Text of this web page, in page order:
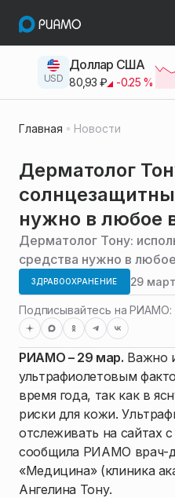
USD
Доллар США
80,93 ₽ -0.25%
Главная Новости
Дерматолог
нужно в любое
Дерматолог Тону:
средства нужно в
ЗДРАВООХРАНЕНИЕ 29
Подписывайтесь на РИАМО:
РИАМО – 29 мар. Важно
ультрафиолетовым
время года, так как в
риски для кожи.
отслеживать на сайтах
сообщила РИАМО врач-
«Медицина» (клиника
Ангелина Тону.